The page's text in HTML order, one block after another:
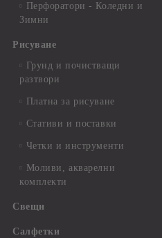
Перфоратори - Коледни и
Зимни
Рисуване
Грунд и почистващи
разтвори
Платна за рисуване
Стативи и поставки
Четки и инструменти
Моливи, акварелни
комплекти
Свещи
Салфетки